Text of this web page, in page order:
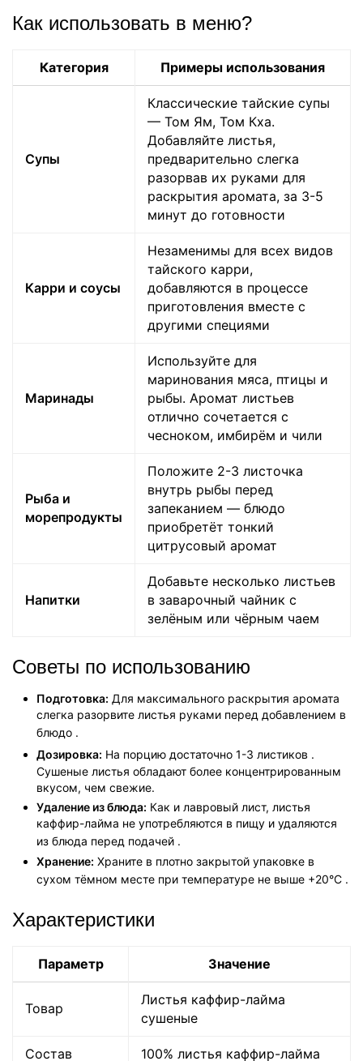
Как использовать в меню?
Категория Примеры использования
Супы
Классические тайские супы
— Том Ям, Том Кха.
Добавляйте листья,
предварительно слегка
разорвав их руками для
раскрытия аромата, за 3-5
минут до готовности
Карри и соусы
Незаменимы для всех видов
тайского карри,
добавляются в процессе
приготовления вместе с
другими специями
Маринады
Используйте для
маринования мяса, птицы и
рыбы. Аромат листьев
отлично сочетается с
чесноком, имбирём и чили
Рыба и
морепродукты
Положите 2-3 листочка
внутрь рыбы перед
запеканием — блюдо
приобретёт тонкий
цитрусовый аромат
Напитки
Добавьте несколько листьев
в заварочный чайник с
зелёным или чёрным чаем
Советы по использованию
Подготовка: Для максимального раскрытия аромата
слегка разорвите листья руками перед добавлением в
блюдо .
Дозировка: На порцию достаточно 1-3 листиков .
Сушеные листья обладают более концентрированным
вкусом, чем свежие.
Удаление из блюда: Как и лавровый лист, листья
каффир-лайма не употребляются в пищу и удаляются
из блюда перед подачей .
Хранение: Храните в плотно закрытой упаковке в
сухом тёмном месте при температуре не выше +20°C .
Характеристики
Параметр Значение
Товар
Листья каффир-лайма
сушеные
Состав 100% листья каффир-лайма
данных